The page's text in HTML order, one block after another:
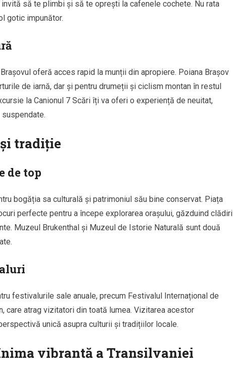
invită să te plimbi și să te oprești la cafenele cochete. Nu rata
gotic impunător.
oferă acces rapid la munții din apropiere. Poiana Brașov
de iarnă, dar și pentru drumeții și ciclism montan în restul
la Canionul 7 Scări îți va oferi o experiență de neuitat,
tradiție
de top
bogăția sa culturală și patrimoniul său bine conservat. Piața
perfecte pentru a începe explorarea orașului, găzduind clădiri
Muzeul Brukenthal și Muzeul de Istorie Naturală sunt două
festivalurile sale anuale, precum Festivalul Internațional de
care atrag vizitatori din toată lumea. Vizitarea acestor
unică asupra culturii și tradițiilor locale.
vibrantă a Transilvaniei